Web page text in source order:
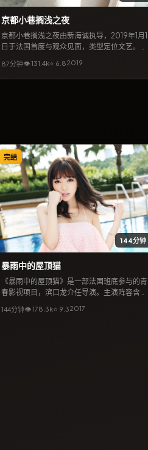
京都小巷搁浅之夜
京都小巷搁浅之夜由新海诚执导，2019年1月1
日于法国首度与观众见面，类型定位文艺。桥
角色，剧情围绕平凡人在极端处境下的抉择展
开，节奏张弛有度，适合喜欢细腻叙事与强情
87分钟👁131.4k⭐ 6.82019
144分钟
完结
暴雨中的屋顶猫
《暴雨中的屋顶猫》是一部法国班底参与的青
春影视项目，滨口龙介任导演。主演阵容含刘
事件中彼此牵连的命运。6月18日公开放映与
144分钟👁178.3k⭐ 9.32017